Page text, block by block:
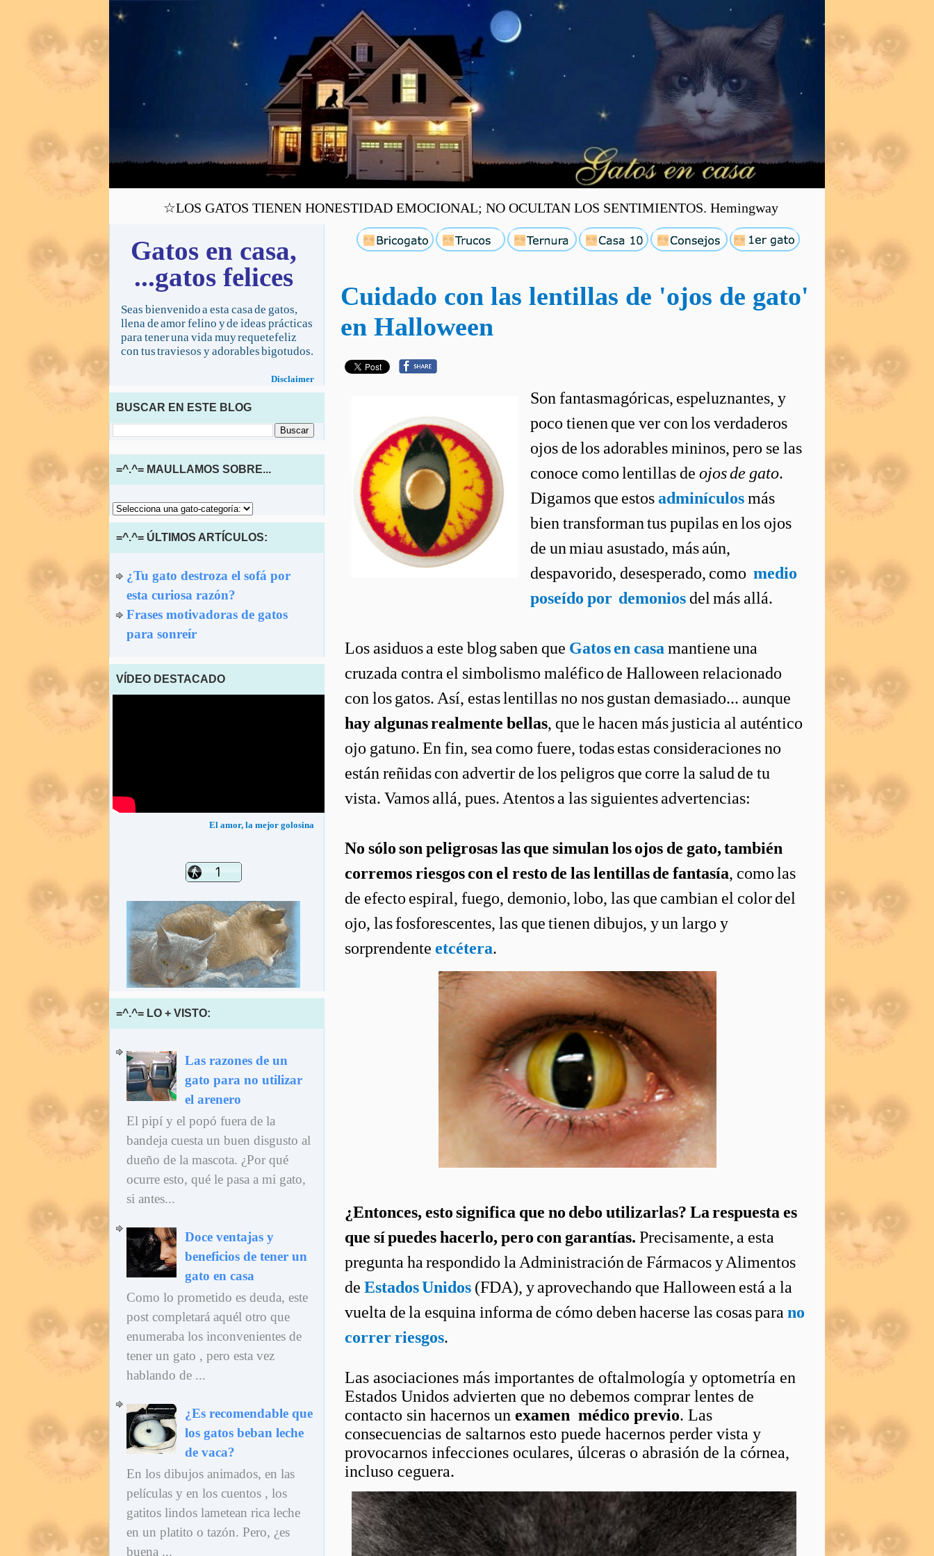
☆LOS GATOS TIENEN HONESTIDAD EMOCIONAL; NO OCULTAN LOS SENTIMIENTOS. Hemingway
Cuidado con las lentillas de 'ojos de gato'
en Halloween
Son fantasmagóricas, espeluznantes, y
poco tienen que ver con los verdaderos
ojos de los adorables mininos, pero se las
conoce como lentillas de ojos de gato.
Digamos que estosadminículosmás
bien transforman tus pupilas en los ojos
de un miau asustado, más aún,
despavorido, desesperado, como medio
poseído por demoniosdel más allá.
Los asiduos a este blog saben que Gatos en casa mantiene una
cruzada contra el simbolismo maléfico de Halloween relacionado
con los gatos. Así, estas lentillas no nos gustan demasiado... aunque
hay algunas realmente bellas, que le hacen más justicia al auténtico
ojo gatuno. En fin, sea como fuere, todas estas consideraciones no
están reñidas con advertir de los peligros que corre la salud de tu
vista. Vamos allá, pues. Atentos a las siguientes advertencias:
No sólo son peligrosas las que simulan los ojos de gato, también
corremos riesgos con el resto de las lentillas de fantasía, como las
de efecto espiral, fuego, demonio, lobo, las que cambian el color del
ojo, las fosforescentes, las que tienen dibujos, y un largo y
sorprendente etcétera.
¿Entonces, esto significa que no debo utilizarlas? La respuesta es
que sí puedes hacerlo, pero con garantías. Precisamente, a esta
pregunta ha respondido la Administración de Fármacos y Alimentos
de Estados Unidos (FDA), y aprovechando que Halloween está a la
vuelta de la esquina informa de cómo deben hacerse las cosas parano
correr riesgos.
Las asociaciones más importantes de oftalmología y optometría en
Estados Unidos advierten que no debemos comprar lentes de
contacto sin hacernos un examen médico previo. Las
consecuencias de saltarnos esto puede hacernos perder vista y
provocarnos infecciones oculares, úlceras o abrasión de la córnea,
incluso ceguera.
Gatos en casa,
...gatos felices
Seas bienvenido a esta casa de gatos,
llena de amor felino y de ideas prácticas
para tener una vida muy requetefeliz
con tus traviesos y adorables bigotudos.
Disclaimer
BUSCAR EN ESTE BLOG
=^.^= MAULLAMOS SOBRE...
=^.^= ÚLTIMOS ARTÍCULOS:
¿Tu gato destroza el sofá por
esta curiosa razón?
Frases motivadoras de gatos
para sonreír
VÍDEO DESTACADO
El amor, la mejor golosina
=^.^= LO + VISTO:
Las razones de un
gato para no utilizar
el arenero
El pipí y el popó fuera de la
bandeja cuesta un buen disgusto al
dueño de la mascota. ¿Por qué
ocurre esto, qué le pasa a mi gato,
si antes...
Doce ventajas y
beneficios de tener un
gato en casa
Como lo prometido es deuda, este
post completará aquél otro que
enumeraba los inconvenientes de
tener un gato , pero esta vez
hablando de ...
¿Es recomendable que
los gatos beban leche
de vaca?
En los dibujos animados, en las
películas y en los cuentos , los
gatitos lindos lametean rica leche
en un platito o tazón. Pero, ¿es
buena ...